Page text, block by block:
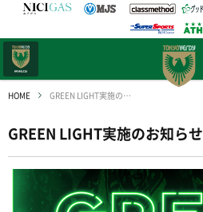
HOME GREEN LIGHT実施のお知らせ
GREEN LIGHT実施のお知らせ